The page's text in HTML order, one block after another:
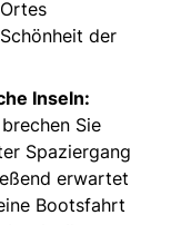
der
Inseln:
Sie
Spaziergang
erwartet
Bootsfahrt